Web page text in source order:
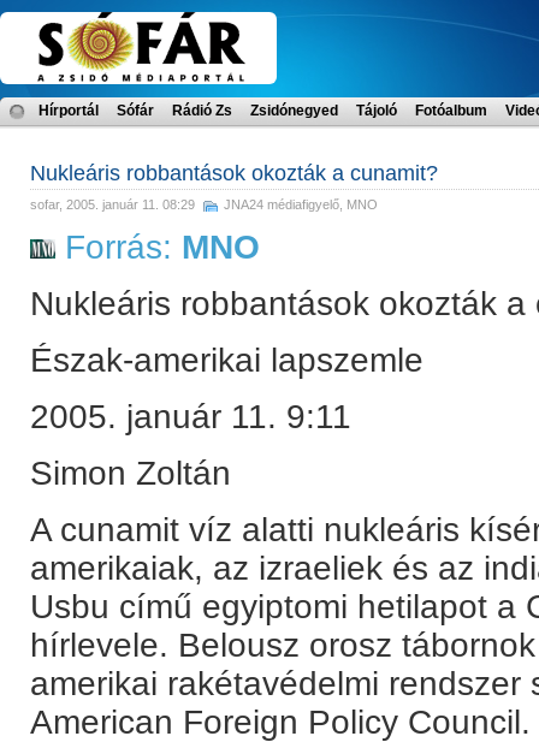
Hírportál Sófár Rádió Zs Zsidónegyed Tájoló Fotóalbum
Nukleáris robbantások okozták a cunamit?
sofar, 2005. január 11. 08:29 JNA24 médiafigyelő MNO
Forrás: MNO
Nukleáris robbantások okozták a
Észak-amerikai lapszemle
2005. január 11. 9:11
Simon Zoltán
A cunamit víz alatti nukleáris
amerikaiak, az izraeliek és az
Usbu című egyiptomi hetilapot a
hírlevele. Belousz orosz
amerikai rakétavédelmi
American Foreign Policy Council.